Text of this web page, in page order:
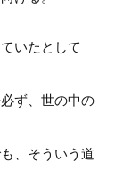
いたとして
ず、世の中の
、そういう道